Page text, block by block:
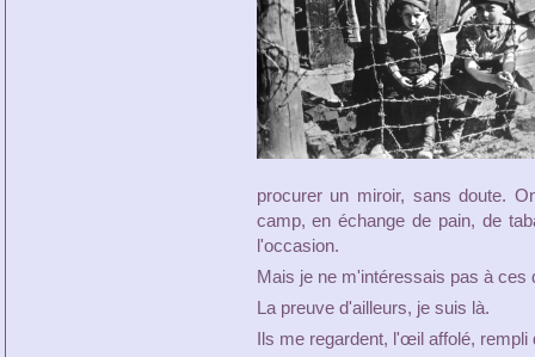
procurer un miroir, sans doute.
camp, en échange de pain, de
l'occasion.
Mais je ne m'intéressais pas à ces
La preuve d'ailleurs, je suis là.
Ils me regardent, l'œil affolé, rempli